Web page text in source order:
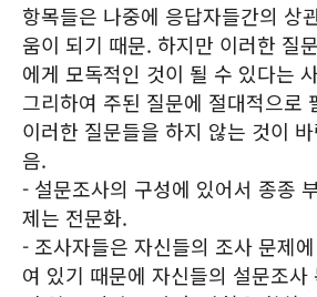
항목들은 나중에 응답자들간의 상
움이 되기 때문. 하지만 이러한 질
에게 모독적인 것이 될 수 있다는
그리하여 주된 질문에 절대적으로
이러한 질문들을 하지 않는 것이
음.
- 설문조사의 구성에 있어서 종종
제는 전문화.
- 조사자들은 자신들의 조사 문제
여 있기 때문에 자신들의 설문조사